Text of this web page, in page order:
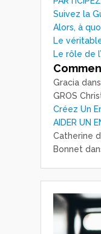
Suivez la
Alors, à
Le
Le rôle de
Gracia dans
GROS
Créez Un
AIDER UN
Catherine
Bonnet